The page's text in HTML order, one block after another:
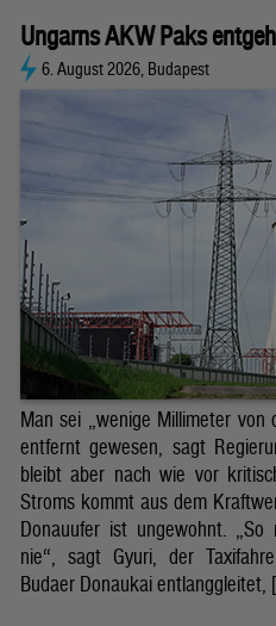
Ungarns AKW Paks
6. August 2026, Budapest
Man sei „wenige Millimeter von
entfernt gewesen, sagt
bleibt aber nach wie vor
Stroms kommt aus dem
Donauufer ist ungewohnt.
nie“, sagt Gyuri, der
Budaer Donaukai entlanggleitet,